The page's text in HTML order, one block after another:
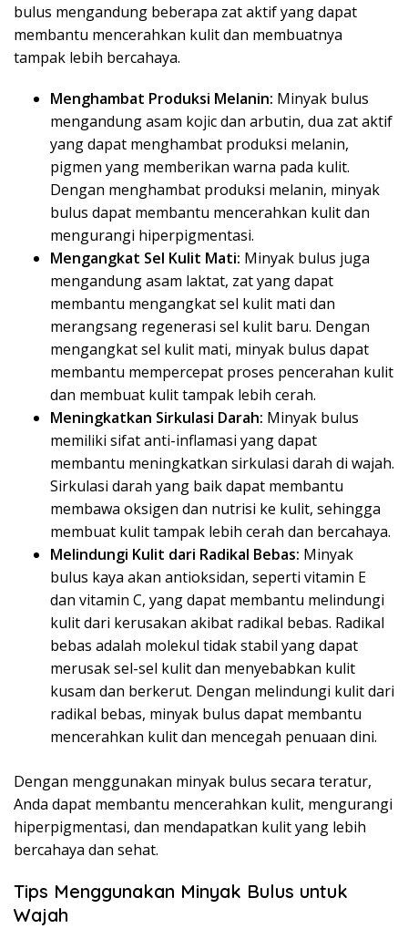
bulus mengandung beberapa zat aktif yang dapat
membantu mencerahkan kulit dan membuatnya
tampak lebih bercahaya.
Menghambat Produksi Melanin: Minyak bulus
mengandung asam kojic dan arbutin, dua zat aktif
yang dapat menghambat produksi melanin,
pigmen yang memberikan warna pada kulit.
Dengan menghambat produksi melanin, minyak
bulus dapat membantu mencerahkan kulit dan
mengurangi hiperpigmentasi.
Mengangkat Sel Kulit Mati: Minyak bulus juga
mengandung asam laktat, zat yang dapat
membantu mengangkat sel kulit mati dan
merangsang regenerasi sel kulit baru. Dengan
mengangkat sel kulit mati, minyak bulus dapat
membantu mempercepat proses pencerahan kulit
dan membuat kulit tampak lebih cerah.
Meningkatkan Sirkulasi Darah: Minyak bulus
memiliki sifat anti-inflamasi yang dapat
membantu meningkatkan sirkulasi darah di wajah.
Sirkulasi darah yang baik dapat membantu
membawa oksigen dan nutrisi ke kulit, sehingga
membuat kulit tampak lebih cerah dan bercahaya.
Melindungi Kulit dari Radikal Bebas: Minyak
bulus kaya akan antioksidan, seperti vitamin E
dan vitamin C, yang dapat membantu melindungi
kulit dari kerusakan akibat radikal bebas. Radikal
bebas adalah molekul tidak stabil yang dapat
merusak sel-sel kulit dan menyebabkan kulit
kusam dan berkerut. Dengan melindungi kulit dari
radikal bebas, minyak bulus dapat membantu
mencerahkan kulit dan mencegah penuaan dini.
Dengan menggunakan minyak bulus secara teratur,
Anda dapat membantu mencerahkan kulit, mengurangi
hiperpigmentasi, dan mendapatkan kulit yang lebih
bercahaya dan sehat.
Tips Menggunakan Minyak Bulus untuk
Wajah